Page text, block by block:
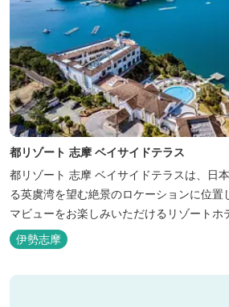
都リゾート 志摩 ベイサイドテラス
都リゾート 志摩 ベイサイドテラスは、日
る英虞湾を望む絶景のロケーションに位置
マビューをお楽しみいただけるリゾートホ
の屋根が連なる外観が印象的で、開放的な
取り入れた建築美は陽気で自由な寛ぎを感
を踏み入れたと錯覚するほど、どこを歩
伊勢志摩